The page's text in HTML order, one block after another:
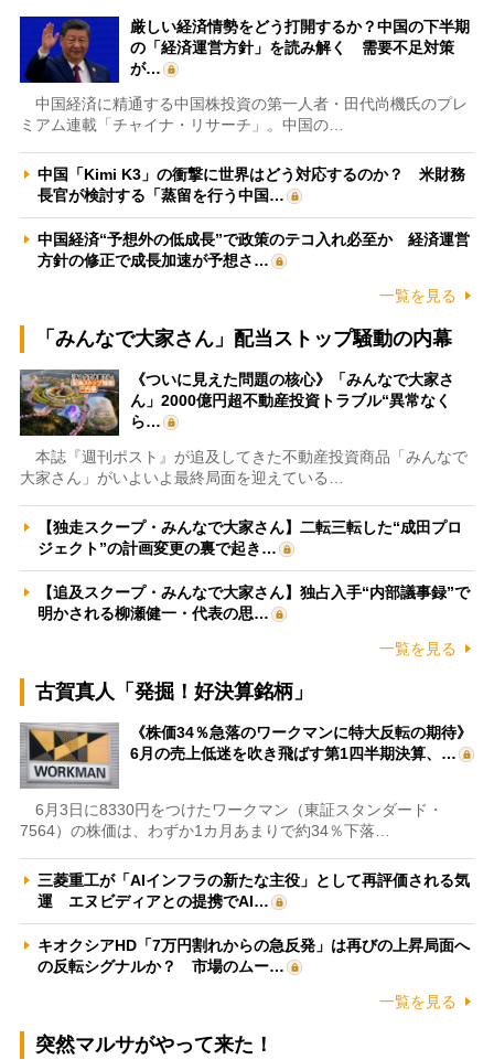
厳しい経済情勢をどう打開するか？中国の下半期
の「経済運営方針」を読み解く 需要不足対策
が…
中国経済に精通する中国株投資の第一人者・田代尚機氏のプレ
ミアム連載「チャイナ・リサーチ」。中国の…
中国「Kimi K3」の衝撃に世界はどう対応するのか？ 米財務
長官が検討する「蒸留を行う中国…
中国経済“予想外の低成長”で政策のテコ入れ必至か 経済運営
方針の修正で成長加速が予想さ…
一覧を見る
「みんなで大家さん」配当ストップ騒動の内幕
《ついに見えた問題の核心》「みんなで大家さ
ん」2000億円超不動産投資トラブル“異常なく
ら…
本誌『週刊ポスト』が追及してきた不動産投資商品「みんなで
大家さん」がいよいよ最終局面を迎えている…
【独走スクープ・みんなで大家さん】二転三転した“成田プロ
ジェクト”の計画変更の裏で起き…
【追及スクープ・みんなで大家さん】独占入手“内部議事録”で
明かされる柳瀬健一・代表の思…
一覧を見る
古賀真人「発掘！好決算銘柄」
《株価34％急落のワークマンに特大反転の期待》
6月の売上低迷を吹き飛ばす第1四半期決算、…
6月3日に8330円をつけたワークマン（東証スタンダード・
7564）の株価は、わずか1カ月あまりで約34％下落…
三菱重工が「AIインフラの新たな主役」として再評価される気
運 エヌビディアとの提携でAI…
キオクシアHD「7万円割れからの急反発」は再びの上昇局面へ
の反転シグナルか？ 市場のムー…
一覧を見る
突然マルサがやって来た！